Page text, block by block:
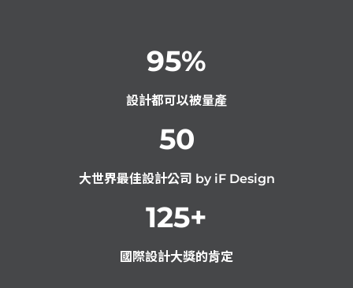
95%
設計都可以被量產
50
大世界最佳設計公司 by iF Design
125+
國際設計大獎的肯定